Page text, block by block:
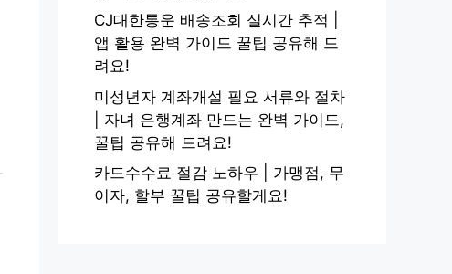
CJ대한통운 배송조회 실시간 추적 |
앱 활용 완벽 가이드 꿀팁 공유해 드
려요!
미성년자 계좌개설 필요 서류와 절차
| 자녀 은행계좌 만드는 완벽 가이드,
꿀팁 공유해 드려요!
카드수수료 절감 노하우 | 가맹점, 무
이자, 할부 꿀팁 공유할게요!